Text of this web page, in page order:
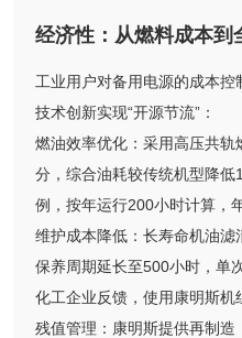
经济性：从燃料成本到
工业用户对备用电源的成本
技术创新实现“开源节流”：
燃油效率优化：采用高压共
分，综合油耗较传统机型降
例，按年运行200小时计算，
维护成本降低：长寿命机油
保养周期延长至500小时，单
化工企业反馈，使用康明斯机
残值管理：康明斯提供再制造